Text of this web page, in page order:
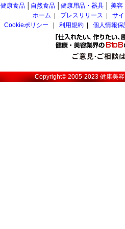
健康食品 自然食品 健康用品・器具 美容
ホーム
プレスリリース
サ
Cookieポリシー
利用規約 個人情報
Copyright© 2005-2023健康美